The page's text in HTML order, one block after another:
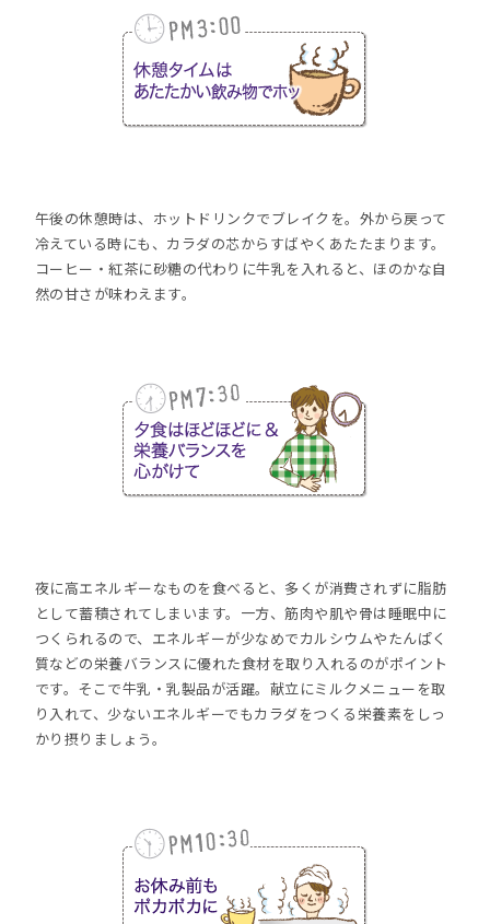
午後の休憩時は、ホットドリンクでブレイクを。外から戻って
冷えている時にも、カラダの芯からすばやくあたたまります。
コーヒー・紅茶に砂糖の代わりに牛乳を入れると、ほのかな自
然の甘さが味わえます。
夜に高エネルギーなものを食べると、多くが消費されずに脂肪
として蓄積されてしまいます。一方、筋肉や肌や骨は睡眠中に
つくられるので、エネルギーが少なめでカルシウムやたんぱく
質などの栄養バランスに優れた食材を取り入れるのがポイント
です。そこで牛乳・乳製品が活躍。献立にミルクメニューを取
り入れて、少ないエネルギーでもカラダをつくる栄養素をしっ
かり摂りましょう。